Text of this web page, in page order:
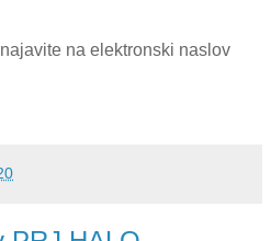
na elektronski naslov